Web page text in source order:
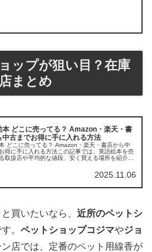
ップが狙い目？在庫
まとめ
本 どこに売ってる？ Amazon・楽天・書
中古までお得に手に入れる方法
どこに売ってる？ Amazon・楽天・書店から中
得に手に入れる方法この記事では、英語絵本を売
取扱店や平均的な値段、安く買える場所を紹介し
2025.11.06
買いたいなら、 近所のペットシ
。 ペットショップコジマやジョ
店では、定番のペット用線香が